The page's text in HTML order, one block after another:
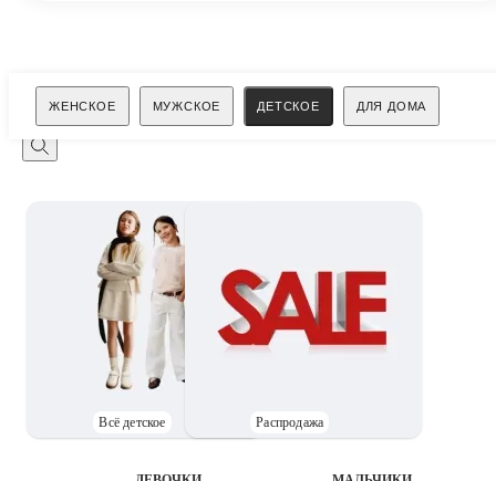
ЖЕНСКОЕ МУЖСКОЕ ДЕТСКОЕ ДЛЯ ДОМА
Поиск
Всё детское Распродажа